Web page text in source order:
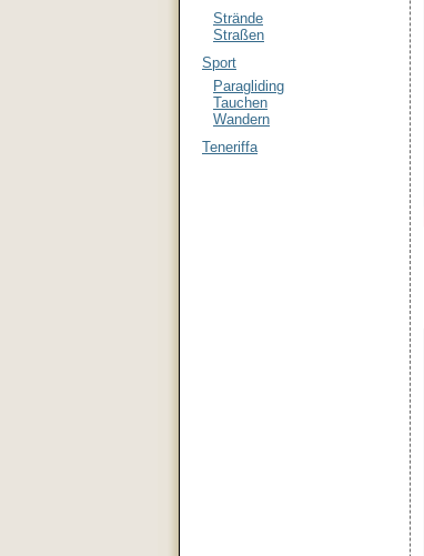
Strände
Straßen
Sport
Paragliding
Tauchen
Wandern
Teneriffa